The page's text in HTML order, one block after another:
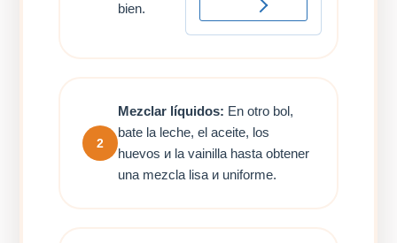
bien.
2
Mezclar líquidos: En otro bol,
bate la leche, el aceite, los
huevos и la vainilla hasta obtener
una mezcla lisa и uniforme.